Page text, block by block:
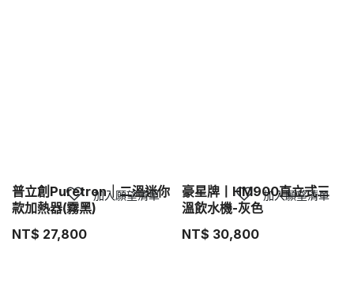
普立創Puretron｜二溫迷你
款加熱器(霧黑)
NT$ 27,800
加入願望清單
豪星牌丨HM900直立式三
溫飲水機-灰色
NT$ 30,800
加入願望清單